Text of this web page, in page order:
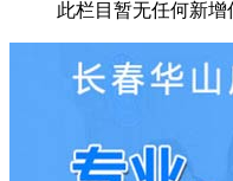
此栏目暂无任何新增